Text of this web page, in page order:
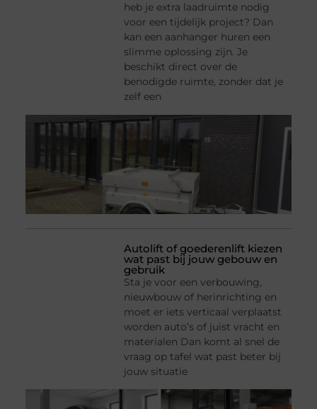
heb je extra laadruimte nodig
voor een tijdelijk project? Dan
kan een aanhanger huren een
slimme oplossing zijn. Je
beschikt direct over de
benodigde ruimte, zonder dat je
zelf een
Autolift of goederenlift kiezen
wat past bij jouw gebouw en
gebruik
Sta je voor een verbouwing,
nieuwbouw of herinrichting en
moet er iets verticaal verplaatst
worden auto’s of juist vracht en
materialen Dan komt al snel de
vraag op tafel wat past beter bij
jouw situatie